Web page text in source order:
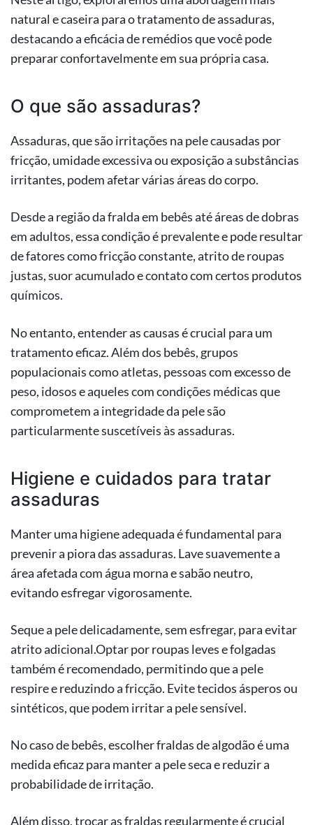
natural e caseira para o tratamento de assaduras,
destacando a eficácia de remédios que você pode
preparar confortavelmente em sua própria casa.
O que são assaduras?
Assaduras, que são irritações na pele causadas por
fricção, umidade excessiva ou exposição a substâncias
irritantes, podem afetar várias áreas do corpo.
Desde a região da fralda em bebês até áreas de dobras
em adultos, essa condição é prevalente e pode resultar
de fatores como fricção constante, atrito de roupas
justas, suor acumulado e contato com certos produtos
químicos.
No entanto, entender as causas é crucial para um
tratamento eficaz. Além dos bebês, grupos
populacionais como atletas, pessoas com excesso de
peso, idosos e aqueles com condições médicas que
comprometem a integridade da pele são
particularmente suscetíveis às assaduras.
Higiene e cuidados para tratar
assaduras
Manter uma higiene adequada é fundamental para
prevenir a piora das assaduras. Lave suavemente a
área afetada com água morna e sabão neutro,
evitando esfregar vigorosamente.
Seque a pele delicadamente, sem esfregar, para evitar
atrito adicional.Optar por roupas leves e folgadas
também é recomendado, permitindo que a pele
respire e reduzindo a fricção. Evite tecidos ásperos ou
sintéticos, que podem irritar a pele sensível.
No caso de bebês, escolher fraldas de algodão é uma
medida eficaz para manter a pele seca e reduzir a
probabilidade de irritação.
Além disso, trocar as fraldas regularmente é crucial